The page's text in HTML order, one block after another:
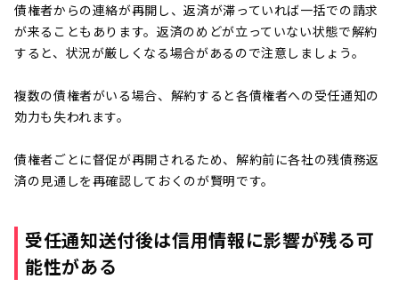
債権者からの連絡が再開し、返済が滞っていれば一括での請求
が来ることもあります。返済のめどが立っていない状態で解約
すると、状況が厳しくなる場合があるので注意しましょう。
複数の債権者がいる場合、解約すると各債権者への受任通知の
効力も失われます。
債権者ごとに督促が再開されるため、解約前に各社の残債務返
済の見通しを再確認しておくのが賢明です。
受任通知送付後は信用情報に影響が残る可
能性がある